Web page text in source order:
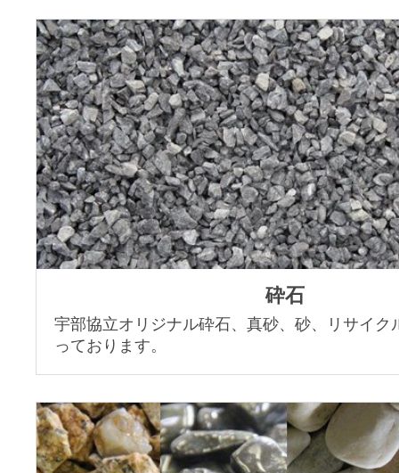
砕石
宇部協立オリジナル砕石、真砂、砂、リサイク
っております。